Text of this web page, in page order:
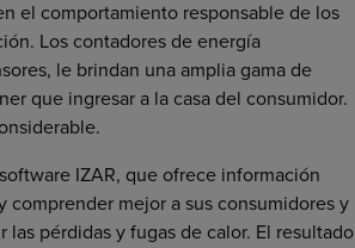
el comportamiento responsable de los
Los contadores de energía
le brindan una amplia gama de
que ingresar a la casa del consumidor.
IZAR, que ofrece información
mejor a sus consumidores y
pérdidas y fugas de calor. El resultado